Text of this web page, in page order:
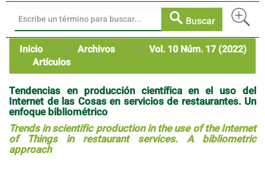
Buscar
Inicio Archivos
Vol. 10 Núm. 17 (2022)
Artículos
Tendencias en producción científica en el uso del
Internet de las Cosas en servicios de restaurantes. Un
enfoque bibliométrico
Trends in scientific production in the use of the Internet
of Things in restaurant services. A bibliometric
approach